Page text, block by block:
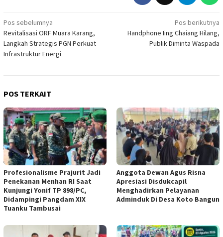
Navigasi
pos
Pos sebelumnya
Revitalisasi ORF Muara Karang,
Langkah Strategis PGN Perkuat
Infrastruktur Energi
Pos berikutnya
Handphone Iing Chaiang Hilang,
Publik Diminta Waspada
POS TERKAIT
Profesionalisme Prajurit Jadi
Penekanan Menhan RI Saat
Kunjungi Yonif TP 898/PC,
Didampingi Pangdam XIX
Tuanku Tambusai
Anggota Dewan Agus Risna
Apresiasi Disdukcapil
Menghadirkan Pelayanan
Adminduk Di Desa Koto Bangun